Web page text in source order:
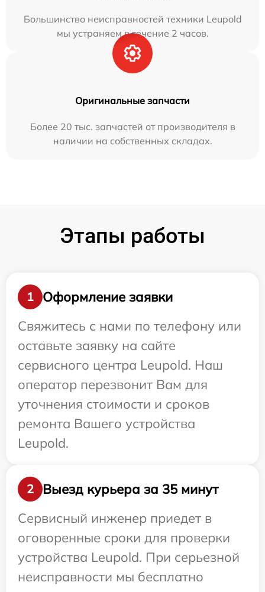
Большинство неисправностей техники Leupold
мы устраняем в течение 2 часов.
Оригинальные запчасти
Более 20 тыс. запчастей от производителя в
наличии на собственных складах.
Этапы работы
1
Оформление заявки
Свяжитесь с нами по телефону или
оставьте заявку на сайте
сервисного центра Leupold. Наш
оператор перезвонит Вам для
уточнения стоимости и сроков
ремонта Вашего устройства
Leupold.
2
Выезд курьера за 35 минут
Сервисный инженер приедет в
оговоренные сроки для проверки
устройства Leupold. При серьезной
неисправности мы бесплатно